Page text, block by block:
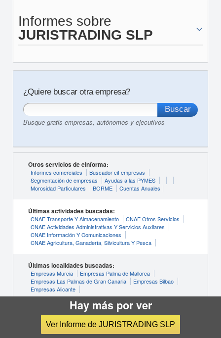
Informes sobre
JURISTRADING SLP
¿Quiere buscar otra empresa?
Busque gratis empresas, autónomos y ejecutivos
Otros servicios de eInforma:
Informes comerciales
Buscador cif empresas
Segmentación de empresas
Ayudas a las PYMES
Morosidad Particulares
BORME Cuentas Anuales
Últimas actividades buscadas:
CNAE Transporte Y Almacenamiento
CNAE Otros Servicios
CNAE Actividades Administrativas Y Servicios Auxliares
CNAE Información Y Comunicaciones
CNAE Agricultura, Ganadería, Silvicultura Y Pesca
Últimas localidades buscadas:
Empresas Murcia
Empresas Palma de Mallorca
Empresas Las Palmas de Gran Canaria
Empresas Bilbao
Empresas Alicante
Hay más por ver
Ver Informe de JURISTRADING SLP